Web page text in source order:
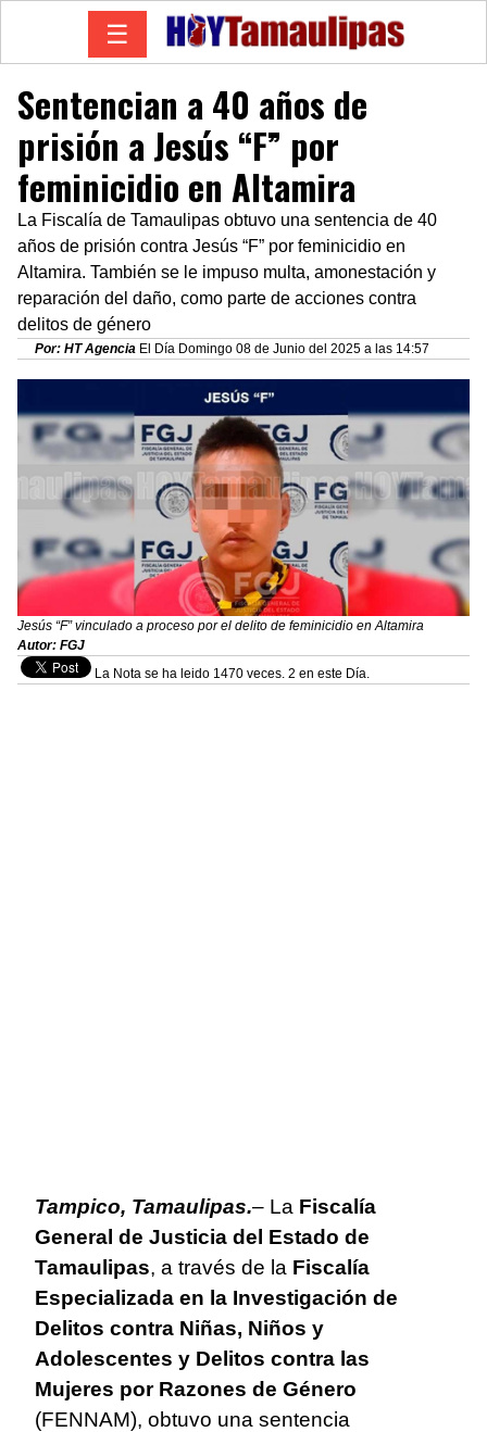
☰
Sentencian a 40 años de
prisión a Jesús “F” por
feminicidio en Altamira
La Fiscalía de Tamaulipas obtuvo una sentencia de 40
años de prisión contra Jesús “F” por feminicidio en
Altamira. También se le impuso multa, amonestación y
reparación del daño, como parte de acciones contra
delitos de género
Por: HT Agencia El Día Domingo 08 de Junio del 2025 a las 14:57
Jesús “F” vinculado a proceso por el delito de feminicidio en Altamira
Autor: FGJ
La Nota se ha leido 1470 veces. 2 en este Día.
Tampico, Tamaulipas.– La Fiscalía
General de Justicia del Estado de
Tamaulipas, a través de la Fiscalía
Especializada en la Investigación de
Delitos contra Niñas, Niños y
Adolescentes y Delitos contra las
Mujeres por Razones de Género
(FENNAM), obtuvo una sentencia